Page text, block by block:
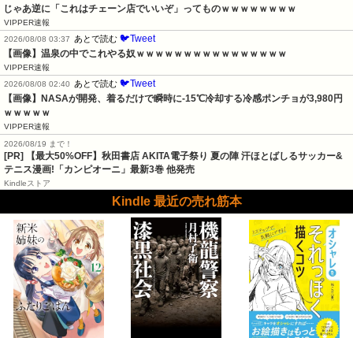
じゃあ逆に「これはチェーン店でいいぞ」ってものｗｗｗｗｗｗｗｗ
VIPPER速報
2026/08/08 03:37
あとで読む 🐦Tweet
【画像】温泉の中でこれやる奴ｗｗｗｗｗｗｗｗｗｗｗｗｗｗｗｗ
VIPPER速報
2026/08/08 02:40
あとで読む 🐦Tweet
【画像】NASAが開発、着るだけで瞬時に-15℃冷却する冷感ポンチョが3,980円
ｗｗｗｗｗ
VIPPER速報
2026/08/19 まで！
[PR] 【最大50%OFF】秋田書店 AKITA電子祭り 夏の陣 汗ほとばしるサッカー&
テニス漫画!「カンピオーニ」最新3巻 他発売
Kindleストア
Kindle 最近の売れ筋本